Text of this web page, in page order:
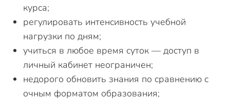
курса;
регулировать интенсивность учебной
нагрузки по дням;
учиться в любое время суток — доступ в
личный кабинет неограничен;
недорого обновить знания по сравнению с
очным форматом образования;